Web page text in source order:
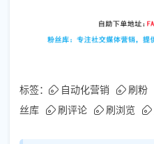
标签： 自动化营销 刷粉
丝库
刷评论 刷浏览